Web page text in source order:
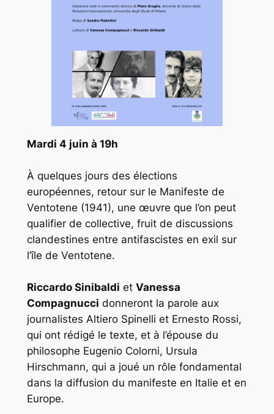
Mardi 4 juin à 19h
À quelques jours des élections
européennes, retour sur le Manifeste de
Ventotene (1941), une œuvre que l’on peut
qualifier de collective, fruit de discussions
clandestines entre antifascistes en exil sur
l’île de Ventotene.
Riccardo Sinibaldi et Vanessa
Compagnucci donneront la parole aux
journalistes Altiero Spinelli et Ernesto Rossi,
qui ont rédigé le texte, et à l’épouse du
philosophe Eugenio Colorni, Ursula
Hirschmann, qui a joué un rôle fondamental
dans la diffusion du manifeste en Italie et en
Europe.